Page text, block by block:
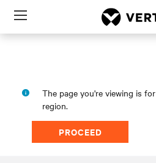
Menu
The page you're viewing is for
region.
PROCEED